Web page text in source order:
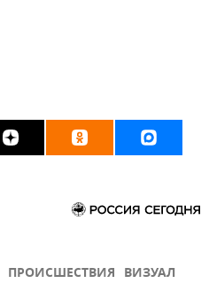
ПРОИСШЕСТВИЯ ВИЗУАЛ